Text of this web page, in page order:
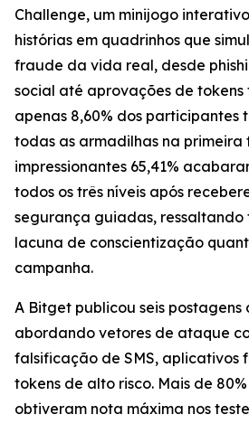
Challenge, um minijogo
histórias em quadrinhos que
fraude da vida real, desde
social até aprovações de tokens
apenas 8,60% dos
todas as armadilhas na
impressionantes 65,41%
todos os três níveis após
segurança guiadas,
lacuna de conscientização
campanha.
A Bitget publicou seis
abordando vetores de ataque
falsificação de SMS, aplicativos
tokens de alto risco. Mais de
obtiveram nota máxima nos